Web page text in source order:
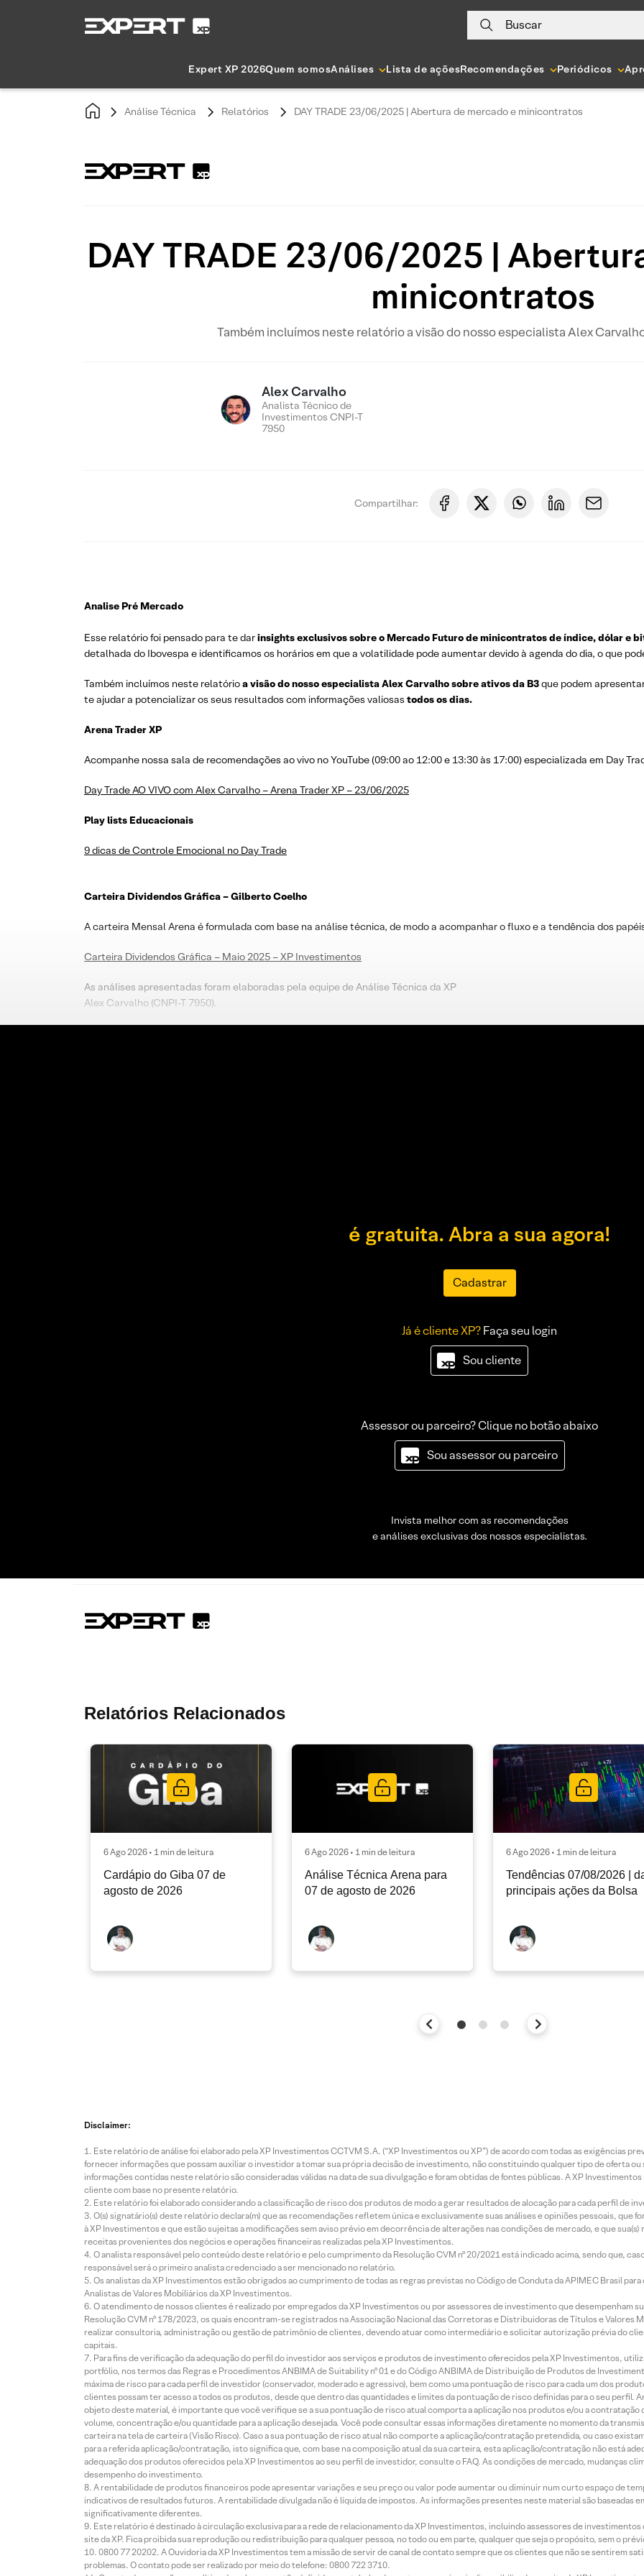
Buscar
Expert XP 2026Quem somosAnálises Lista de açõesRecomendações Periódicos
Análise Técnica Relatórios DAY TRADE 23/06/2025 | Abertura de mercado e minicontratos
DAY TRADE 23/06/2025 |
minicontratos
Também incluímos neste relatório a visão do nosso especialista Alex
Alex Carvalho
Analista Técnico de
Investimentos CNPI-T
7950
Compartilhar:
Analise Pré Mercado
Esse relatório foi pensado para te darinsights exclusivos sobre o Mercado Futuro de minicontratos de índice, dólar e
detalhada do Ibovespa e identificamos os horários em que a volatilidade pode aumentar devido à agenda do dia, o que
Também incluímos neste relatórioa visão do nosso especialista Alex Carvalho sobre ativos da B3que podem
te ajudar a potencializar os seus resultados com informações valiosas todos os dias.
Arena Trader XP
Acompanhe nossa sala de recomendações ao vivo no YouTube (09:00 ao 12:00 e 13:30 às 17:00) especializada em Day
Day Trade AO VIVO com Alex Carvalho – Arena Trader XP – 23/06/2025
Play lists Educacionais
9 dicas de Controle Emocional no Day Trade
Carteira Dividendos Gráfica – Gilberto Coelho
A carteira Mensal Arena é formulada com base na análise técnica, de modo a acompanhar o fluxo e a tendência dos
Carteira Dividendos Gráfica – Maio 2025 – XP Investimentos
As análises apresentadas foram elaboradas pela equipe de Análise Técnica da XP
Alex Carvalho (CNPI-T 7950).
é gratuita. Abra a sua agora!
Cadastrar
Já é cliente XP?Faça seu login
Sou cliente
Assessor ou parceiro? Clique no botão abaixo
Sou assessor ou parceiro
Invista melhor com as recomendações
e análises exclusivas dos nossos especialistas.
Relatórios Relacionados
6 Ago 2026 • 1 min de leitura
Cardápio do Giba 07 de
agosto de 2026
6 Ago 2026 • 1 min de leitura
Análise Técnica Arena para
07 de agosto de 2026
6 Ago 2026 • 1 min de leitura
Tendências 07/08/2026 |
principais ações da Bolsa
Disclaimer:
Este relatório de análise foi elaborado pela XP Investimentos CCTVM S.A. (“XP Investimentos ou XP”) de acordo com todas as exigências
fornecer informações que possam auxiliar o investidor a tomar sua própria decisão de investimento, não constituindo qualquer tipo de oferta
informações contidas neste relatório são consideradas válidas na data de sua divulgação e foram obtidas de fontes públicas. A XP
cliente com base no presente relatório.
Este relatório foi elaborado considerando a classificação de risco dos produtos de modo a gerar resultados de alocação para cada perfil de
O(s) signatário(s) deste relatório declara(m) que as recomendações refletem única e exclusivamente suas análises e opiniões pessoais, que
à XP Investimentos e que estão sujeitas a modificações sem aviso prévio em decorrência de alterações nas condições de mercado, e que
receitas provenientes dos negócios e operações financeiras realizadas pela XP Investimentos.
O analista responsável pelo conteúdo deste relatório e pelo cumprimento da Resolução CVM nº 20/2021 está indicado acima, sendo que,
responsável será o primeiro analista credenciado a ser mencionado no relatório.
Os analistas da XP Investimentos estão obrigados ao cumprimento de todas as regras previstas no Código de Conduta da APIMEC Brasil
Analistas de Valores Mobiliários da XP Investimentos.
O atendimento de nossos clientes é realizado por empregados da XP Investimentos ou por assessores de investimento que desempenham
Resolução CVM nº 178/2023, os quais encontram-se registrados na Associação Nacional das Corretoras e Distribuidoras de Títulos e Valores
realizar consultoria, administração ou gestão de patrimônio de clientes, devendo atuar como intermediário e solicitar autorização prévia do
capitais.
Para fins de verificação da adequação do perfil do investidor aos serviços e produtos de investimento oferecidos pela XP Investimentos,
portfólio, nos termos das Regras e Procedimentos ANBIMA de Suitability nº 01 e do Código ANBIMA de Distribuição de Produtos de
máxima de risco para cada perfil de investidor (conservador, moderado e agressivo), bem como uma pontuação de risco para cada um dos
clientes possam ter acesso a todos os produtos, desde que dentro das quantidades e limites da pontuação de risco definidas para o seu perfil.
objeto deste material, é importante que você verifique se a sua pontuação de risco atual comporta a aplicação nos produtos e/ou a contratação
volume, concentração e/ou quantidade para a aplicação desejada. Você pode consultar essas informações diretamente no momento da
carteira na tela de carteira (Visão Risco). Caso a sua pontuação de risco atual não comporte a aplicação/contratação pretendida, ou caso
para a referida aplicação/contratação, isto significa que, com base na composição atual da sua carteira, esta aplicação/contratação não está
adequação dos produtos oferecidos pela XP Investimentos ao seu perfil de investidor, consulte o FAQ. As condições de mercado, mudanças
desempenho do investimento.
A rentabilidade de produtos financeiros pode apresentar variações e seu preço ou valor pode aumentar ou diminuir num curto espaço de
indicativos de resultados futuros. A rentabilidade divulgada não é líquida de impostos. As informações presentes neste material são baseadas
significativamente diferentes.
Este relatório é destinado à circulação exclusiva para a rede de relacionamento da XP Investimentos, incluindo assessores de investimentos
site da XP. Fica proibida sua reprodução ou redistribuição para qualquer pessoa, no todo ou em parte, qualquer que seja o propósito, sem o
0800 77 20202. A Ouvidoria da XP Investimentos tem a missão de servir de canal de contato sempre que os clientes que não se sentirem
problemas. O contato pode ser realizado por meio do telefone: 0800 722 3710.